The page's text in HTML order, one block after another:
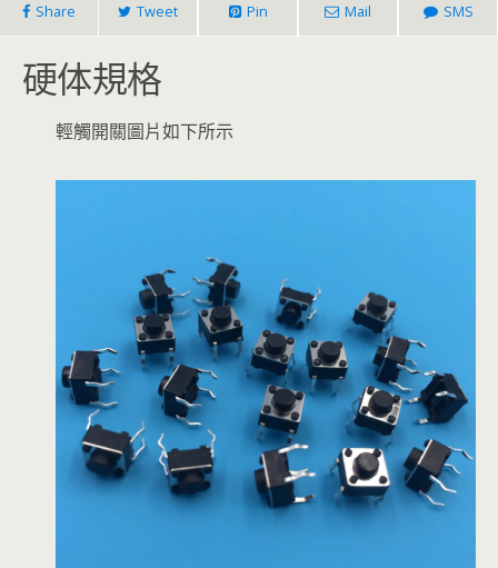
Share Tweet Pin Mail SMS
硬体規格
輕觸開關圖片如下所示